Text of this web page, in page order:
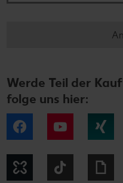
Werde Teil der
folge uns hier:
Facebook YouTube
Kununu